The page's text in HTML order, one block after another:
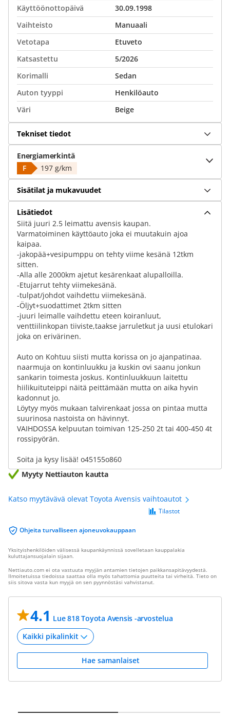
Käyttöönottopäivä
30.09.1998
Vaihteisto
Manuaali
Vetotapa
Etuveto
Katsastettu
5/2026
Korimalli
Sedan
Auton tyyppi
Henkilöauto
Väri
Beige
Tekniset tiedot
Energiamerkintä
F
197 g/km
Sisätilat ja mukavuudet
Lisätiedot
Siitä juuri 2.5 leimattu avensis kaupan.
Varmatoiminen käyttöauto joka ei muutakuin ajoa
kaipaa.
-jakopää+vesipumppu on tehty viime kesänä 12tkm
sitten.
-Alla alle 2000km ajetut kesärenkaat alupalloilla.
-Etujarrut tehty viimekesänä.
-tulpat/johdot vaihdettu viimekesänä.
-Öljyt+suodattimet 2tkm sitten
-juuri leimalle vaihdettu eteen koiranluut,
venttiilinkopan tiiviste,taakse jarruletkut ja uusi etulokari
joka on erivärinen.
Auto on Kohtuu siisti mutta korissa on jo ajanpatinaa.
naarmuja on kontinluukku ja kuskin ovi saanu jonkun
sankarin toimesta joskus. Kontinluukkuun laitettu
hiilikuituteippi näitä peittämään mutta on aika hyvin
kadonnut jo.
Löytyy myös mukaan talvirenkaat jossa on pintaa mutta
suurinosa nastoista on hävinnyt.
VAIHDOSSA kelpuutan toimivan 125-250 2t tai 400-450 4t
rossipyörän.
Soita ja kysy lisää! o45155o860
Myyty Nettiauton kautta
Katso myytävävä olevat Toyota Avensis vaihtoautot
Ohjeita turvalliseen ajoneuvokauppaan
Tilastot
Yksityishenkilöiden välisessä kaupankäynnissä sovelletaan kauppalakia
kuluttajansuojalain sijaan.
Nettiauto.com ei ota vastuuta myyjän antamien tietojen paikkansapitävyydestä.
Ilmoitetuissa tiedoissa saattaa olla myös tahattomia puutteita tai virheitä. Tieto on
siis sitova vasta kun myyjä on sen pyynnöstäsi vahvistanut.
4.1 Lue 818 Toyota Avensis -arvostelua
Hae samanlaiset